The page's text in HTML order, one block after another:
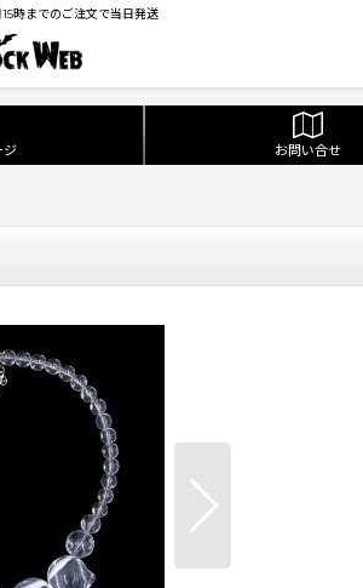
時までのご注文で当日発送
ジ お問い合せ